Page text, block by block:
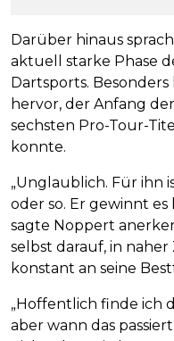
Darüber hinaus
aktuell starke Phase
Dartsports. Besonders
hervor, der Anfang
sechsten Pro-Tour-
konnte.
„Unglaublich. Für ihn
oder so. Er gewinnt
sagte Noppert
selbst darauf, in
konstant an seine
„Hoffentlich finde ich
aber wann das